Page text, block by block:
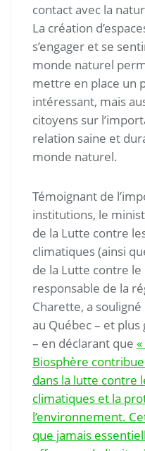
contact avec la
La création
s’engager et se
monde naturel
mettre en place un
intéressant, mais
citoyens sur
relation saine et
monde naturel.
Témoignant de
institutions, le
de la Lutte contre
climatiques (ainsi
de la Lutte contre
responsable de la
Charette, a
au Québec – et
– en déclarant que
Biosphère
dans la lutte contre
climatiques et la
l’environnement.
que jamais